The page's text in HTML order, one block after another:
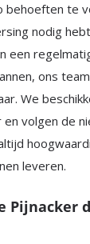
behoeften te
nodig
een
ons
We
volgen de
leveren.
Pijnacker